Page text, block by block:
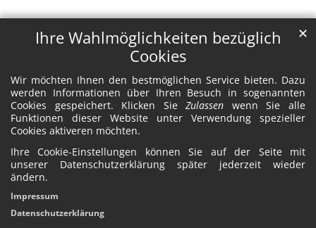
Ihre Wahlmöglichkeiten bezüglich
Cookies
Wir möchten Ihnen den bestmöglichen Service bieten. Dazu
werden Informationen über Ihren Besuch in sogenannten
Cookies gespeichert. Klicken SieZulassen wenn Sie alle
Funktionen dieser Website unter Verwendung spezieller
Cookies aktiveren möchten.
Ihre Cookie-Einstellungen können Sie auf der Seite mit
unserer Datenschutzerklärung später jederzeit wieder
ändern.
✕
Impressum
Datenschutzerklärung